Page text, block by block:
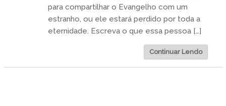
para compartilhar o Evangelho com um
estranho, ou ele estará perdido por toda a
eternidade. Escreva o que essa pessoa […]
Continuar Lendo